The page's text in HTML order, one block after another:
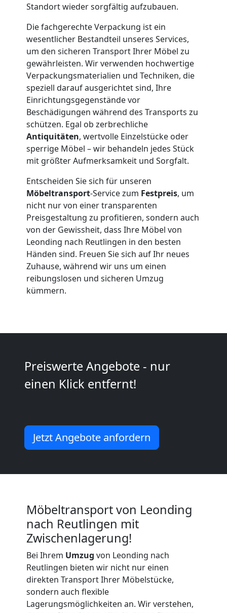
Standort wieder sorgfältig aufzubauen.
Die fachgerechte Verpackung ist ein
wesentlicher Bestandteil unseres Services,
um den sicheren Transport Ihrer Möbel zu
gewährleisten. Wir verwenden hochwertige
Verpackungsmaterialien und Techniken, die
speziell darauf ausgerichtet sind, Ihre
Einrichtungsgegenstände vor
Beschädigungen während des Transports zu
schützen. Egal ob zerbrechliche
Antiquitäten, wertvolle Einzelstücke oder
sperrige Möbel – wir behandeln jedes Stück
mit größter Aufmerksamkeit und Sorgfalt.
Entscheiden Sie sich für unseren
Möbeltransport-Service zum Festpreis, um
nicht nur von einer transparenten
Preisgestaltung zu profitieren, sondern auch
von der Gewissheit, dass Ihre Möbel von
Leonding nach Reutlingen in den besten
Händen sind. Freuen Sie sich auf Ihr neues
Zuhause, während wir uns um einen
reibungslosen und sicheren Umzug
kümmern.
Preiswerte Angebote - nur
einen Klick entfernt!
Jetzt Angebote anfordern
Möbeltransport von Leonding
nach Reutlingen mit
Zwischenlagerung!
Bei Ihrem Umzug von Leonding nach
Reutlingen bieten wir nicht nur einen
direkten Transport Ihrer Möbelstücke,
sondern auch flexible
Lagerungsmöglichkeiten an. Wir verstehen,
und
Lagerung
Leonding
Full-
Service-
Umzug
Leonding
Qualitäts-
Umzüge
Leonding
Leonding
Anfrage
National
Möbeltransport
Beiladung
National
Beiladung